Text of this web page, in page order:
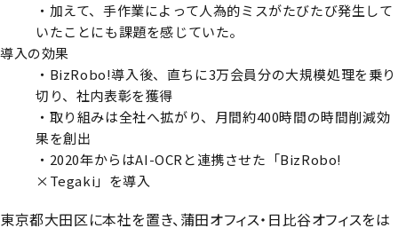
・加えて、手作業によって人為的ミスがたびたび発生して
いたことにも課題を感じていた。
導入の効果
・BizRobo!導入後、直ちに3万会員分の大規模処理を乗り
切り、社内表彰を獲得
・取り組みは全社へ拡がり、月間約400時間の時間削減効
果を創出
・2020年からはAI-OCRと連携させた「BizRobo!
×Tegaki」を導入
東京都大田区に本社を置き、蒲田オフィス・日比谷オフィスをは